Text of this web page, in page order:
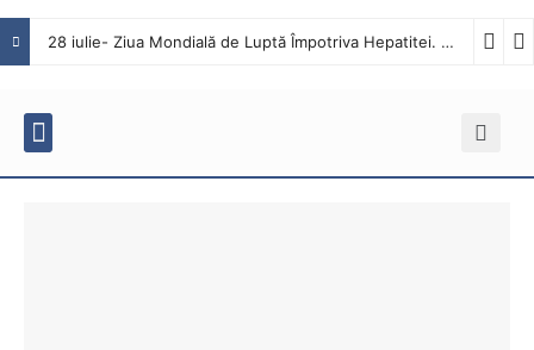
28 iulie- Ziua Mondială de Luptă Împotriva Hepatitei. Interviu cu dr. Octavian Tăbăcaru, medic specialist Boli Infecțioase în cadrul Spitalului Județean de Urgență Buzău